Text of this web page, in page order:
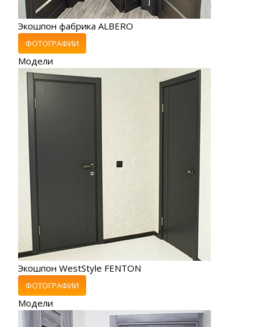
Экошпон фабрика ALBERO
ФОТОГРАФИИ
Модели
Экошпон WestStyle FENTON
ФОТОГРАФИИ
Модели